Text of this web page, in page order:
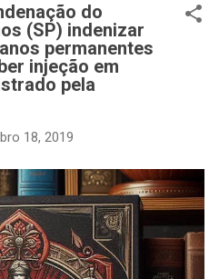
do
(SP) indenizar
permanentes
injeção em
pela
18, 2019